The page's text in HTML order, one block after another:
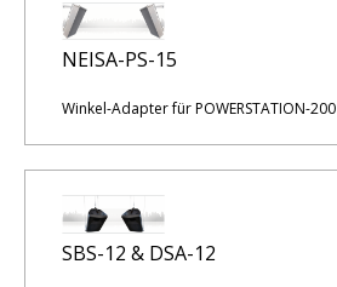
NEISA-PS-15
Winkel-Adapter für POWERSTATION-200
SBS-12 & DSA-12